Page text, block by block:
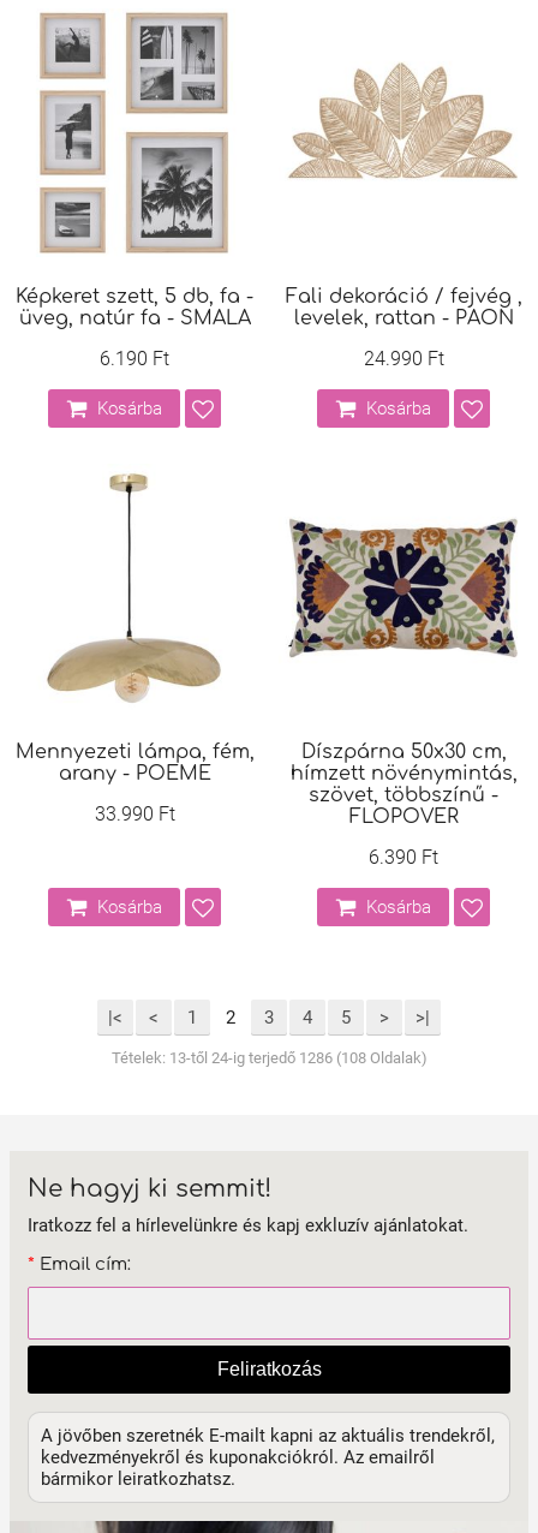
Képkeret szett, 5 db, fa -
üveg, natúr fa - SMALA
6.190 Ft
Kosárba
Fali dekoráció / fejvég ,
levelek, rattan - PAON
24.990 Ft
Kosárba
Mennyezeti lámpa, fém,
arany - POEME
33.990 Ft
Kosárba
Díszpárna 50x30 cm,
hímzett növénymintás,
szövet, többszínű -
FLOPOVER
6.390 Ft
Kosárba
|< < 1 2 3 4 5 > >|
Tételek: 13-től 24-ig terjedő 1286 (108 Oldalak)
Ne hagyj ki semmit!
Iratkozz fel a hírlevelünkre és kapj exkluzív ajánlatokat.
* Email cím:
Feliratkozás
A jövőben szeretnék E-mailt kapni az aktuális trendekről,
kedvezményekről és kuponakciókról. Az emailről
bármikor leiratkozhatsz.